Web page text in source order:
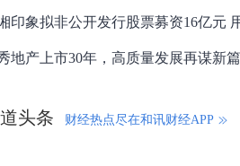
印象拟非公开发行股票募资16亿元
地产上市30年，高质量发展再谋新篇
头条 财经热点尽在和讯财经APP